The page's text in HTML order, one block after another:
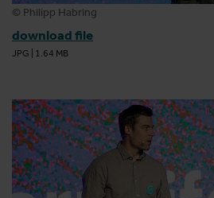
© Philipp Habring
download file
JPG 1.64 MB